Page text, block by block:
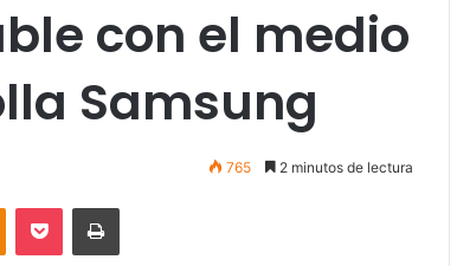
con el medio
Samsung
765 2 minutos de lectura
Odnoklassniki
Pocket Imprimir